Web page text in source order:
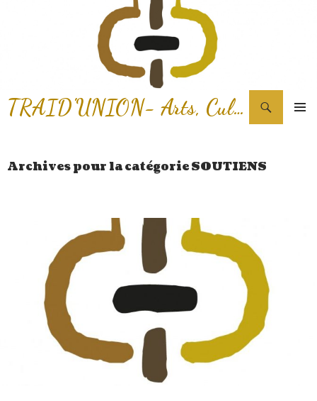
TRAID'UNION- Arts, Cultures & Solidarités d'Afrique
Recherche
ALLER AU CONTENU PRINCIPAL
Archives pour la catégorie SOUTIENS